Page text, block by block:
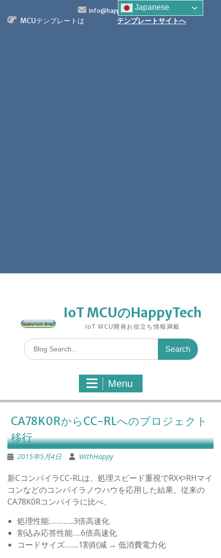
info@happytech.jp
MCUテンプレートは テンプレートサイトへ
IoT MCUのHappyTech
IoT MCU開発お役立ち情報満載
S
e
o
r
:
Menu
CA78K0RからCC-RLへのプロジェクト
移行
2015年5月4日 WithHappy
新CコンパイラCC-RLは、処理スピード重視でRXやRHマイ
コンなどのコンパイラノウハウを応用した結果、従来の
CA78K0Rコンパイラに比べ、
処理性能…………..3倍高速化
割込み応答性能…..6倍高速化
コードサイズ……..1割削減 → 低消費電力化
Japanese